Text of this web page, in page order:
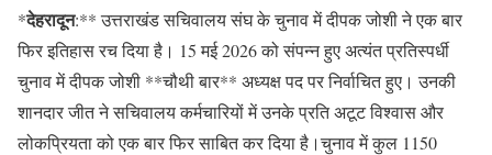
*देहरादून:** उत्तराखंड सचिवालय संघ के चुनाव में दीपक जोशी ने एक बार
फिर इतिहास रच दिया है। 15 मई 2026 को संपन्न हुए अत्यंत प्रतिस्पर्धी
चुनाव में दीपक जोशी **चौथी बार** अध्यक्ष पद पर निर्वाचित हुए। उनकी
शानदार जीत ने सचिवालय कर्मचारियों में उनके प्रति अटूट विश्वास और
लोकप्रियता को एक बार फिर साबित कर दिया है।चुनाव में कुल 1150